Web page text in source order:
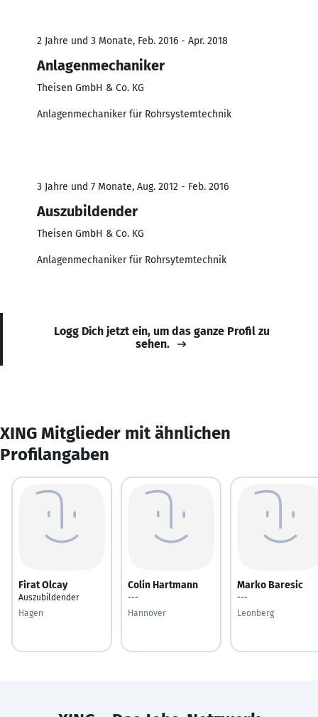
2 Jahre und 3 Monate, Feb. 2016 - Apr. 2018
Anlagenmechaniker
Theisen GmbH & Co. KG
Anlagenmechaniker für Rohrsystemtechnik
3 Jahre und 7 Monate, Aug. 2012 - Feb. 2016
Auszubildender
Theisen GmbH & Co. KG
Anlagenmechaniker für Rohrsytemtechnik
Logg Dich jetzt ein, um das ganze Profil zu
sehen.
XING Mitglieder mit ähnlichen
Profilangaben
Firat Olcay
Auszubildender
Hagen
Colin Hartmann
---
Hannover
Marko Baresic
---
Leonberg